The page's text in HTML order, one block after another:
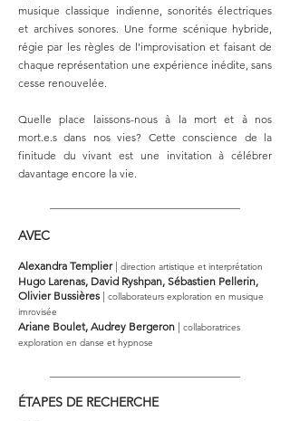
musique classique indienne, sonorités électriques
et archives sonores. Une forme scénique hybride,
régie par les règles de l’improvisation et faisant de
chaque représentation une expérience inédite, sans
cesse renouvelée.
Quelle place laissons-nous à la mort et à nos
mort.e.s dans nos vies? Cette conscience de la
finitude du vivant est une invitation à célébrer
davantage encore la vie.
AVEC
Alexandra Templier | direction artistique et interprétation
Hugo Larenas, David Ryshpan, Sébastien Pellerin,
Olivier Bussières | collaborateurs exploration en musique
imrovisée
Ariane Boulet, Audrey Bergeron | collaboratrices
exploration en danse et hypnose
ÉTAPES DE RECHERCHE